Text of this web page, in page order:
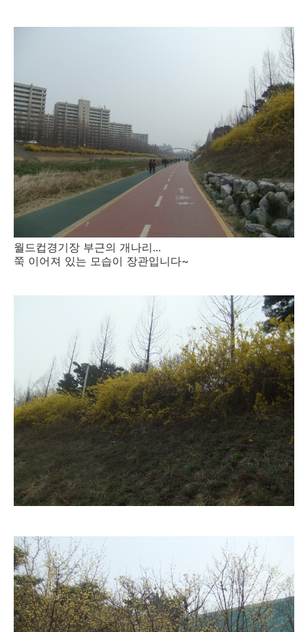
월드컵경기장 부근의 개나리...
쭉 이어져 있는 모습이 장관입니다~